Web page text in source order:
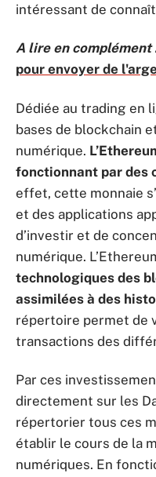
intéressant de
A lire en complément
pour envoyer de
Dédiée au trading en
bases de blockchain
numérique.
fonctionnant par des
effet, cette monnaie
et des applications
d’investir et de
numérique.
technologiques des
assimilées à des
répertoire permet de
transactions des
Par ces
directement sur les
répertorier tous ces
établir le cours de la
numériques. En